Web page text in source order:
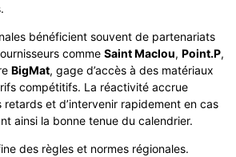
bénéficient souvent de partenariats
comme Saint Maclou, Point.P,
BigMat, gage d’accès à des matériaux
compétitifs. La réactivité accrue
retards et d’intervenir rapidement en cas
ainsi la bonne tenue du calendrier.
des règles et normes régionales.